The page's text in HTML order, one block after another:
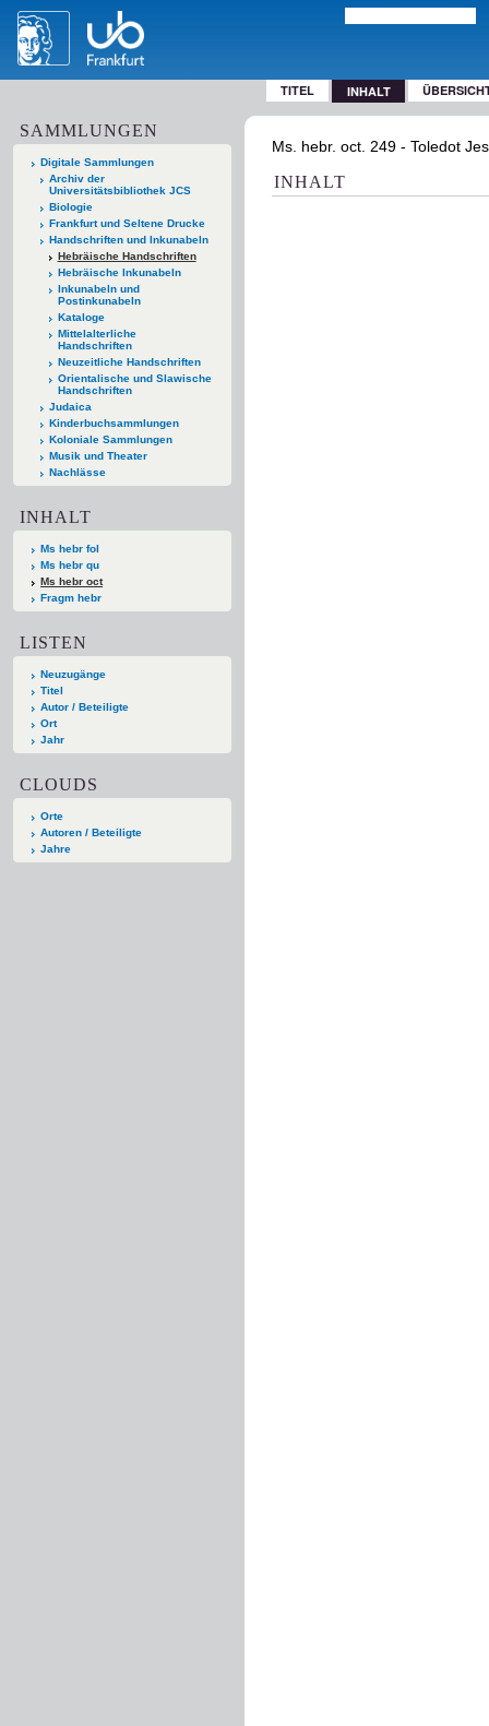
TITEL INHALT
SAMMLUNGEN
Digitale Sammlungen
Archiv der
Universitätsbibliothek JCS
Biologie
Frankfurt und Seltene Drucke
Handschriften und Inkunabeln
Hebräische Handschriften
Hebräische Inkunabeln
Inkunabeln und
Postinkunabeln
Kataloge
Mittelalterliche
Handschriften
Neuzeitliche Handschriften
Orientalische und Slawische
Handschriften
Judaica
Kinderbuchsammlungen
Koloniale Sammlungen
Musik und Theater
Nachlässe
INHALT
Ms hebr fol
Ms hebr qu
Ms hebr oct
Fragm hebr
LISTEN
Neuzugänge
Titel
Autor / Beteiligte
Ort
Jahr
CLOUDS
Orte
Autoren / Beteiligte
Jahre
INHALT